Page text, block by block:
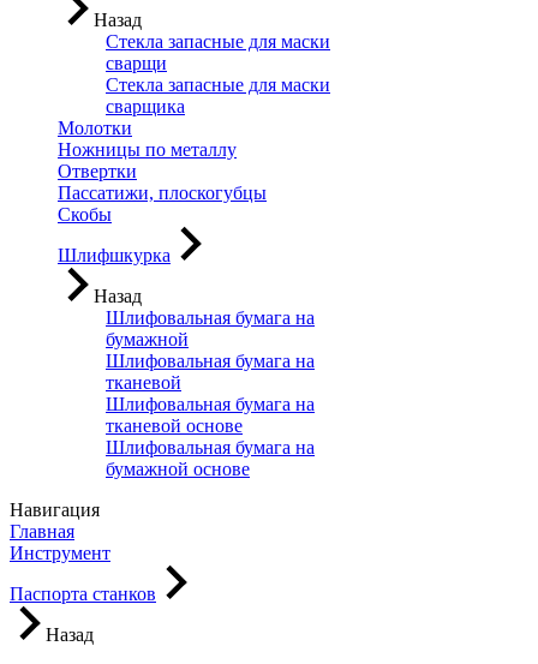
Назад
Стекла запасные для маски
сварщи
Стекла запасные для маски
сварщика
Молотки
Ножницы по металлу
Отвертки
Пассатижи, плоскогубцы
Скобы
Шлифшкурка
Назад
Шлифовальная бумага на
бумажной
Шлифовальная бумага на
тканевой
Шлифовальная бумага на
тканевой основе
Шлифовальная бумага на
бумажной основе
Навигация
Главная
Инструмент
Паспорта станков
Назад